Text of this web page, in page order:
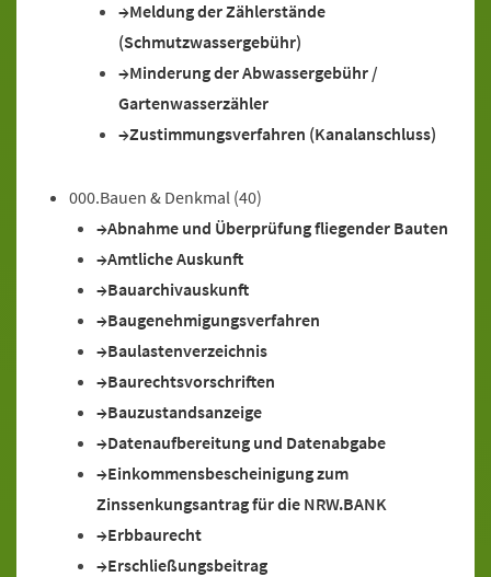
Meldung der Zählerstände
(Schmutzwassergebühr)
Minderung der Abwassergebühr /
Gartenwasserzähler
Zustimmungsverfahren (Kanalanschluss)
000.Bauen & Denkmal (40)
Abnahme und Überprüfung fliegender Bauten
Amtliche Auskunft
Bauarchivauskunft
Baugenehmigungsverfahren
Baulastenverzeichnis
Baurechtsvorschriften
Bauzustandsanzeige
Datenaufbereitung und Datenabgabe
Einkommensbescheinigung zum
Zinssenkungsantrag für die NRW.BANK
Erbbaurecht
Erschließungsbeitrag